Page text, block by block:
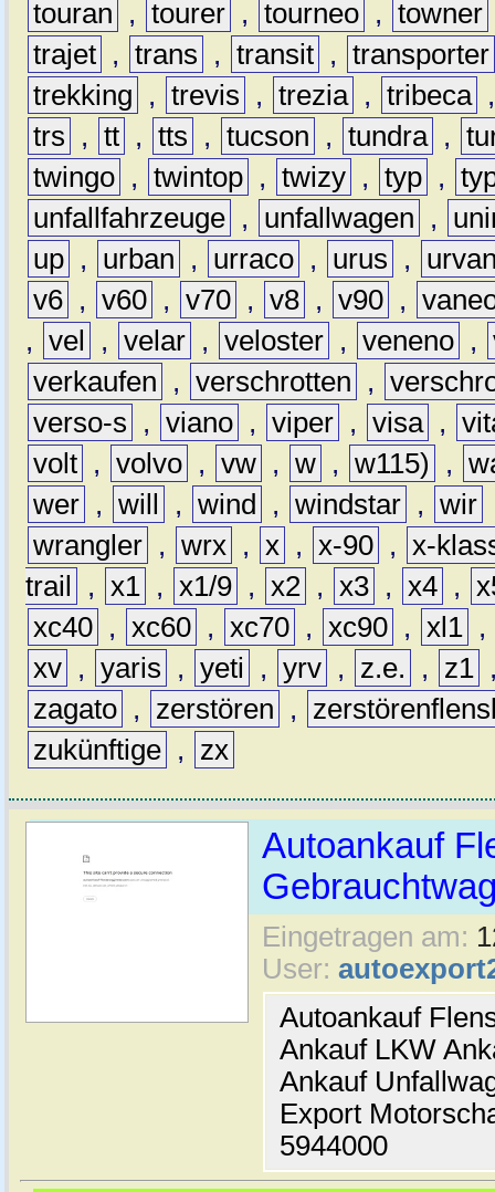
touran , tourer , tourneo , towner
trajet , trans , transit , transporter
trekking
, trevis , trezia , tribeca
trs
, tt , tts , tucson , tundra ,
twingo , twintop , twizy , typ ,
unfallfahrzeuge , unfallwagen ,
up , urban , urraco , urus ,
v6 , v60 , v70 , v8 , v90 ,
, vel , velar , veloster , veneno ,
verkaufen
, verschrotten ,
verso-s
, viano , viper , visa ,
volt , volvo , vw , w , w115) ,
wer , will , wind , windstar , wir
wrangler , wrx , x , x-90 , x-
trail
, x1 , x1/9 , x2 , x3 , x4 ,
xc40 , xc60 , xc70 , xc90 , xl1 ,
xv , yaris , yeti , yrv , z.e. , z1
zagato , zerstören ,
zukünftige , zx
Autoankauf
Eingetragen am:
User:
Autoankauf
Ankauf LKW
Ankauf
Export
5944000